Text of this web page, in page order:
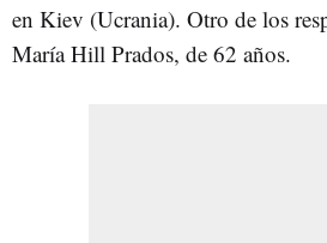
en Kiev (Ucrania). Otro de los
María Hill Prados, de 62 años.